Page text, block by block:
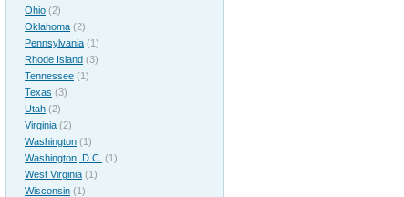
Ohio (2)
Oklahoma (2)
Pennsylvania (1)
Rhode Island (3)
Tennessee (1)
Texas (3)
Utah (2)
Virginia (2)
Washington (1)
Washington, D.C. (1)
West Virginia (1)
Wisconsin (1)